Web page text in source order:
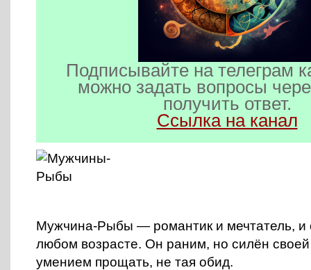
Подписывайте на телеграм
можно задать вопросы
получить ответ.
Ссылка на канал
Мужчина-Рыбы — романтик и мечтатель, и
любом возрасте. Он раним, но силён
умением прощать, не тая обид.